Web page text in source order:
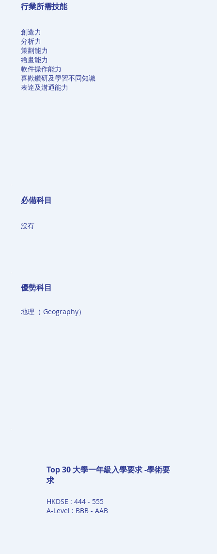
Top 30 大學一年級入學要求 -學術要
求
HKDSE : 444 - 555
A-Level : BBB - AAB
必備科目
沒有
​優勢科目
地理（ Geography）
行業所需技能
創造力
分析力
策劃能力
繪畫能力
軟件操作能力
喜歡鑽研及學習不同知識
表達及溝通能力